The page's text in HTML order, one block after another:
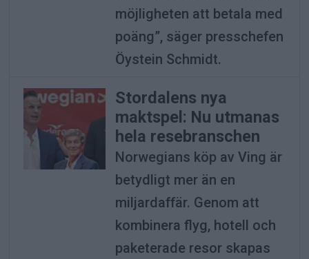
möjligheten att betala med
poäng”, säger presschefen
Öystein Schmidt.
Stordalens nya
maktspel: Nu utmanas
hela resebranschen
Norwegians köp av Ving är
betydligt mer än en
miljardaffär. Genom att
kombinera flyg, hotell och
paketerade resor skapas